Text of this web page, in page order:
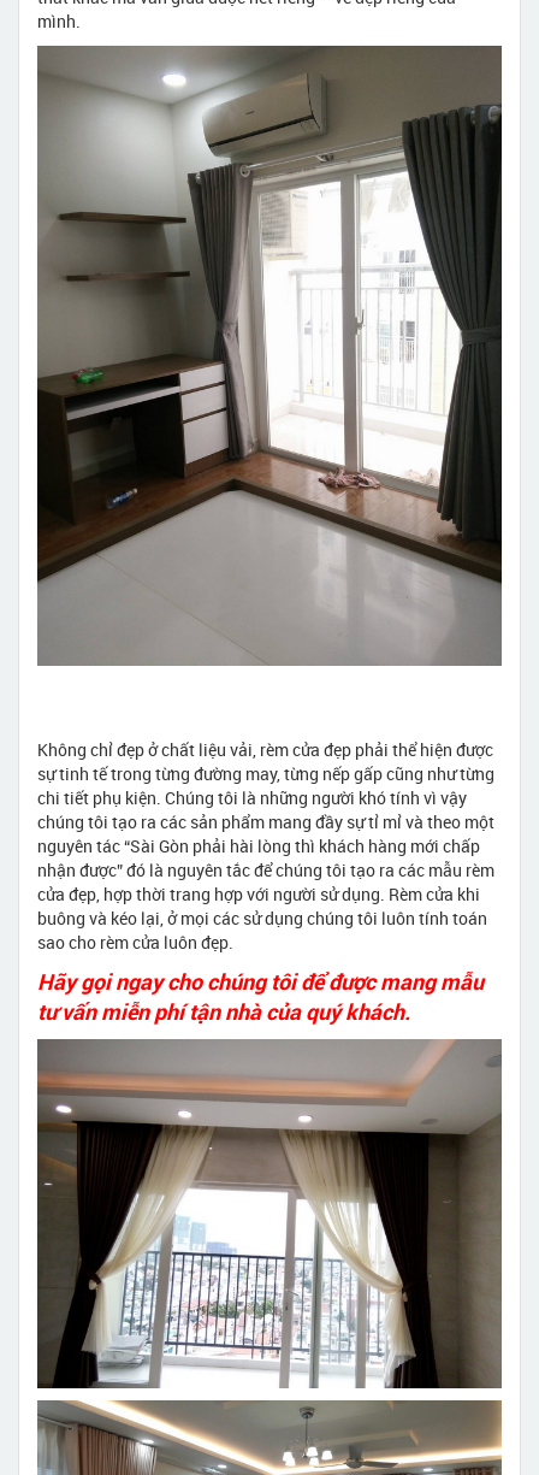
mình.
Không chỉ đẹp ở chất liệu vải, rèm cửa đẹp phải thể hiện được
sự tinh tế trong từng đường may, từng nếp gấp cũng như từng
chi tiết phụ kiện. Chúng tôi là những người khó tính vì vậy
chúng tôi tạo ra các sản phẩm mang đầy sự tỉ mỉ và theo một
nguyên tác “Sài Gòn phải hài lòng thì khách hàng mới chấp
nhận được” đó là nguyên tắc để chúng tôi tạo ra các mẫu rèm
cửa đẹp, hợp thời trang hợp với người sử dụng. Rèm cửa khi
buông và kéo lại, ở mọi các sử dụng chúng tôi luôn tính toán
sao cho rèm cửa luôn đẹp.
Hãy gọi ngay cho chúng tôi để được mang mẫu
tư vấn miễn phí tận nhà của quý khách.